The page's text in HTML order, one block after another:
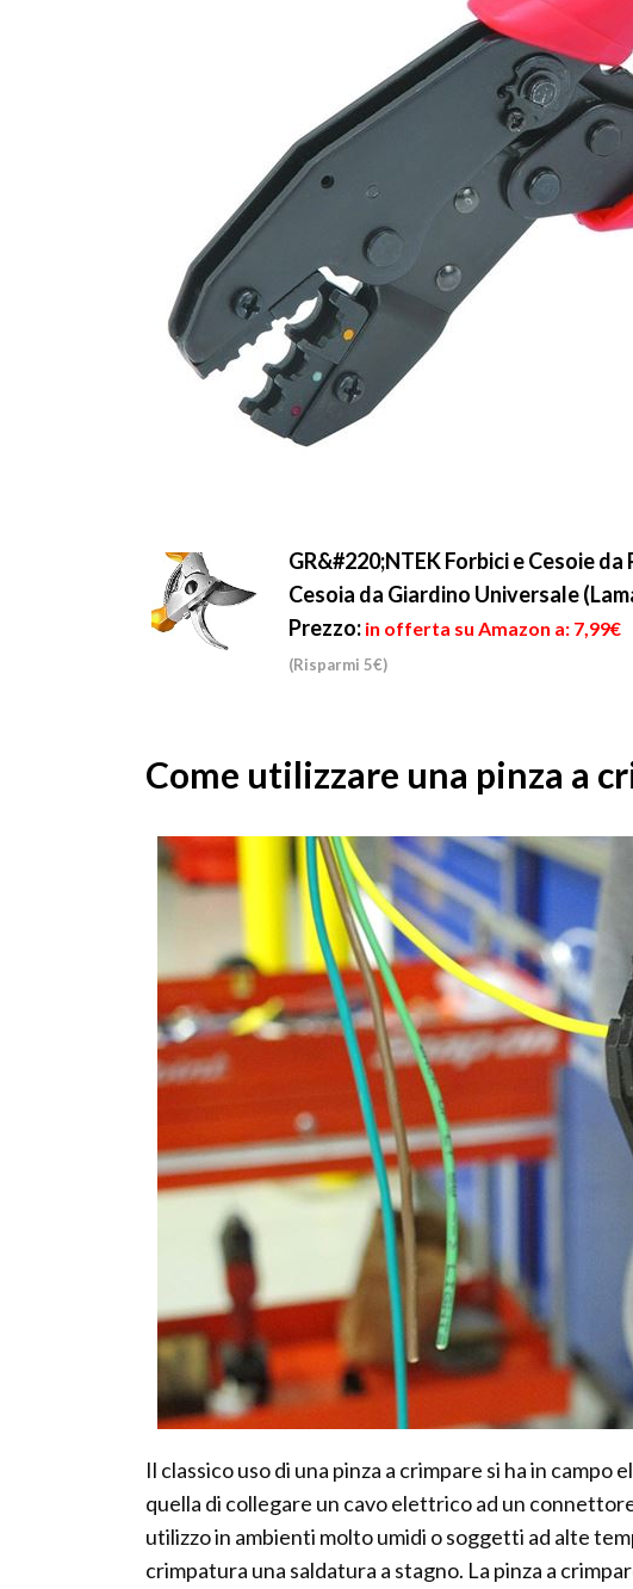
GR&#220;NTEK Forbici e Cesoie
Cesoia da Giardino Universale
Prezzo: in offerta su Amazon a: 7,99€
(Risparmi 5€)
Come utilizzare una pinza a
Il classico uso di una pinza a crimpare si ha in
quella di collegare un cavo elettrico ad un
utilizzo in ambienti molto umidi o soggetti ad alte
crimpatura una saldatura a stagno. La pinza a